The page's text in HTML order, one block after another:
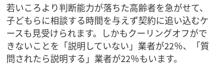
若いころより判断能力が落ちた高齢者を急がせて、
子どもらに相談する時間を与えず契約に追い込むケ
ースも見受けられます。しかもクーリングオフがで
きないことを「説明していない」業者が22％、「質
問されたら説明する」業者が22％もいます。